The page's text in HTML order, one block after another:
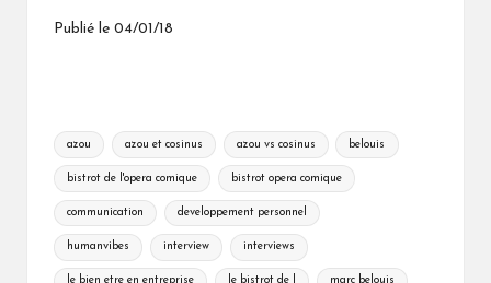
Publié le 04/01/18
Tags:
azou azou et cosinus azou vs cosinus belouis
bistrot de l'opera comique bistrot opera comique
communication developpement personnel
humanvibes interview interviews
le bien etre en entreprise le bistrot de l marc belouis